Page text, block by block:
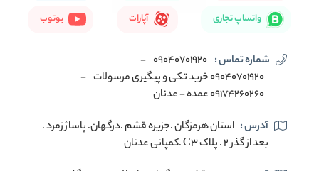
واتساپ تجاری آپارات یوتوب
شماره تماس : 09040701920
-
09040701920 خرید تکی و پیگیری مرسولات
-
09174260260 عمده - عدنان
آدرس : استان هرمزگان .جزیره قشم .درگهان. پاساژ زمرد .
بعد از گذر 2 . پلاک C3 .کمپانی عدنان